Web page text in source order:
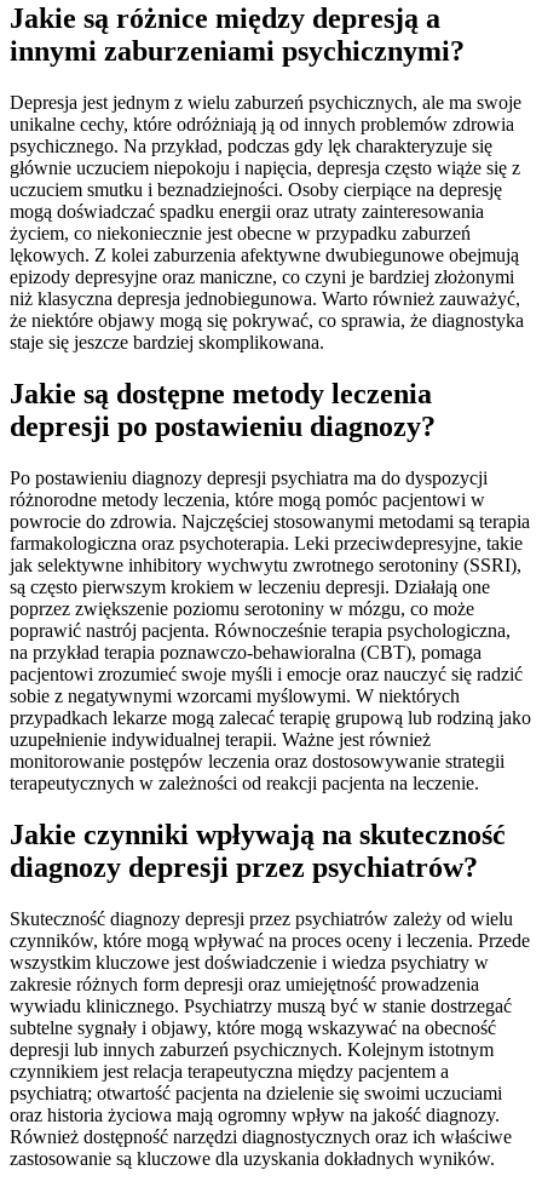
Jakie są różnice między depresją a
innymi zaburzeniami psychicznymi?
Depresja jest jednym z wielu zaburzeń psychicznych, ale ma swoje
unikalne cechy, które odróżniają ją od innych problemów zdrowia
psychicznego. Na przykład, podczas gdy lęk charakteryzuje się
głównie uczuciem niepokoju i napięcia, depresja często wiąże się z
uczuciem smutku i beznadziejności. Osoby cierpiące na depresję
mogą doświadczać spadku energii oraz utraty zainteresowania
życiem, co niekoniecznie jest obecne w przypadku zaburzeń
lękowych. Z kolei zaburzenia afektywne dwubiegunowe obejmują
epizody depresyjne oraz maniczne, co czyni je bardziej złożonymi
niż klasyczna depresja jednobiegunowa. Warto również zauważyć,
że niektóre objawy mogą się pokrywać, co sprawia, że diagnostyka
staje się jeszcze bardziej skomplikowana.
Jakie są dostępne metody leczenia
depresji po postawieniu diagnozy?
Po postawieniu diagnozy depresji psychiatra ma do dyspozycji
różnorodne metody leczenia, które mogą pomóc pacjentowi w
powrocie do zdrowia. Najczęściej stosowanymi metodami są terapia
farmakologiczna oraz psychoterapia. Leki przeciwdepresyjne, takie
jak selektywne inhibitory wychwytu zwrotnego serotoniny (SSRI),
są często pierwszym krokiem w leczeniu depresji. Działają one
poprzez zwiększenie poziomu serotoniny w mózgu, co może
poprawić nastrój pacjenta. Równocześnie terapia psychologiczna,
na przykład terapia poznawczo-behawioralna (CBT), pomaga
pacjentowi zrozumieć swoje myśli i emocje oraz nauczyć się radzić
sobie z negatywnymi wzorcami myślowymi. W niektórych
przypadkach lekarze mogą zalecać terapię grupową lub rodziną jako
uzupełnienie indywidualnej terapii. Ważne jest również
monitorowanie postępów leczenia oraz dostosowywanie strategii
terapeutycznych w zależności od reakcji pacjenta na leczenie.
Jakie czynniki wpływają na skuteczność
diagnozy depresji przez psychiatrów?
Skuteczność diagnozy depresji przez psychiatrów zależy od wielu
czynników, które mogą wpływać na proces oceny i leczenia. Przede
wszystkim kluczowe jest doświadczenie i wiedza psychiatry w
zakresie różnych form depresji oraz umiejętność prowadzenia
wywiadu klinicznego. Psychiatrzy muszą być w stanie dostrzegać
subtelne sygnały i objawy, które mogą wskazywać na obecność
depresji lub innych zaburzeń psychicznych. Kolejnym istotnym
czynnikiem jest relacja terapeutyczna między pacjentem a
psychiatrą; otwartość pacjenta na dzielenie się swoimi uczuciami
oraz historia życiowa mają ogromny wpływ na jakość diagnozy.
Również dostępność narzędzi diagnostycznych oraz ich właściwe
zastosowanie są kluczowe dla uzyskania dokładnych wyników.